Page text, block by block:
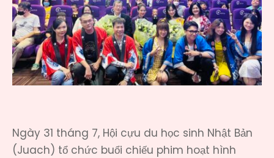
Ngày 31 tháng 7, Hội cựu du học sinh Nhật Bản
(Juach) tổ chức buổi chiếu phim hoạt hình